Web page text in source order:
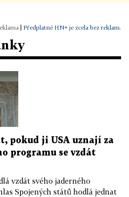
Předplatné HN+ je zcela bez reklam.
pokud ji USA uznají za
programu se vzdát
vzdát svého jaderného
Spojených států hodlá jednat